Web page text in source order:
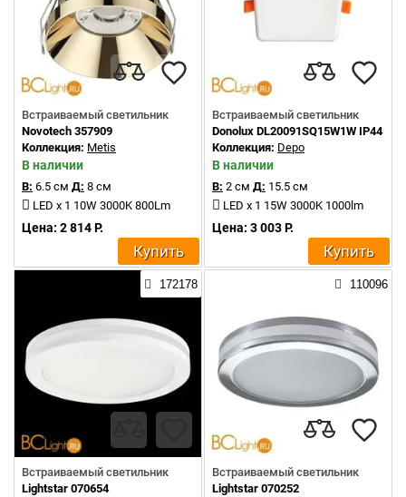
Встраиваемый светильник
Novotech 357909
Коллекция: Metis
В наличии
В: 6.5 см Д: 8 см
LED x 1 10W 3000K 800Lm
Цена: 2 814 Р.
Купить
Встраиваемый светильник
Donolux DL20091SQ15W1W IP44
Коллекция: Depo
В наличии
В: 2 см Д: 15.5 см
LED x 1 15W 3000K 1000lm
Цена: 3 003 Р.
Купить
172178
Встраиваемый светильник
Lightstar 070654
110096
Встраиваемый светильник
Lightstar 070252